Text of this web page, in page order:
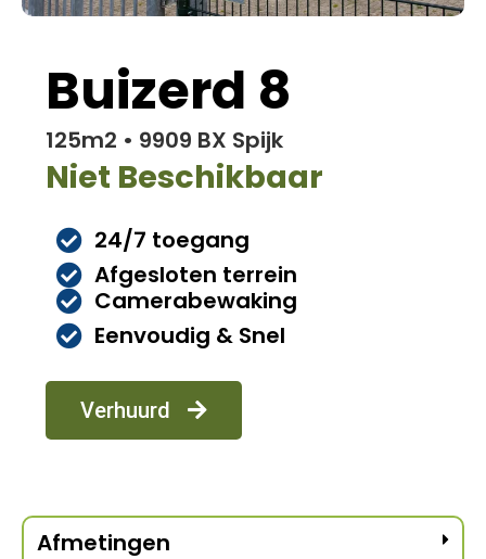
Buizerd 8
125m2 • 9909 BX Spijk
Niet Beschikbaar
24/7 toegang
Afgesloten terrein
Camerabewaking
Eenvoudig & Snel
Verhuurd
Afmetingen